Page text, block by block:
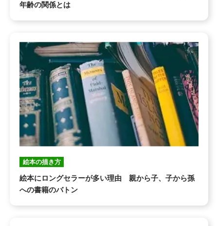
年齢の関係とは
絵本の描き方
絵本にロングセラーが多い理由 親から子、子から孫
への書籍のバトン